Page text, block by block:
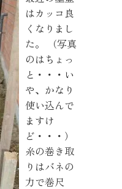
はカッコ良
くなりまし
た。 （写真
のはちょっ
と・・・い
や、かなり
使い込んで
ますけ
ど・・・）
糸の巻き取
りはバネの
力で巻尺